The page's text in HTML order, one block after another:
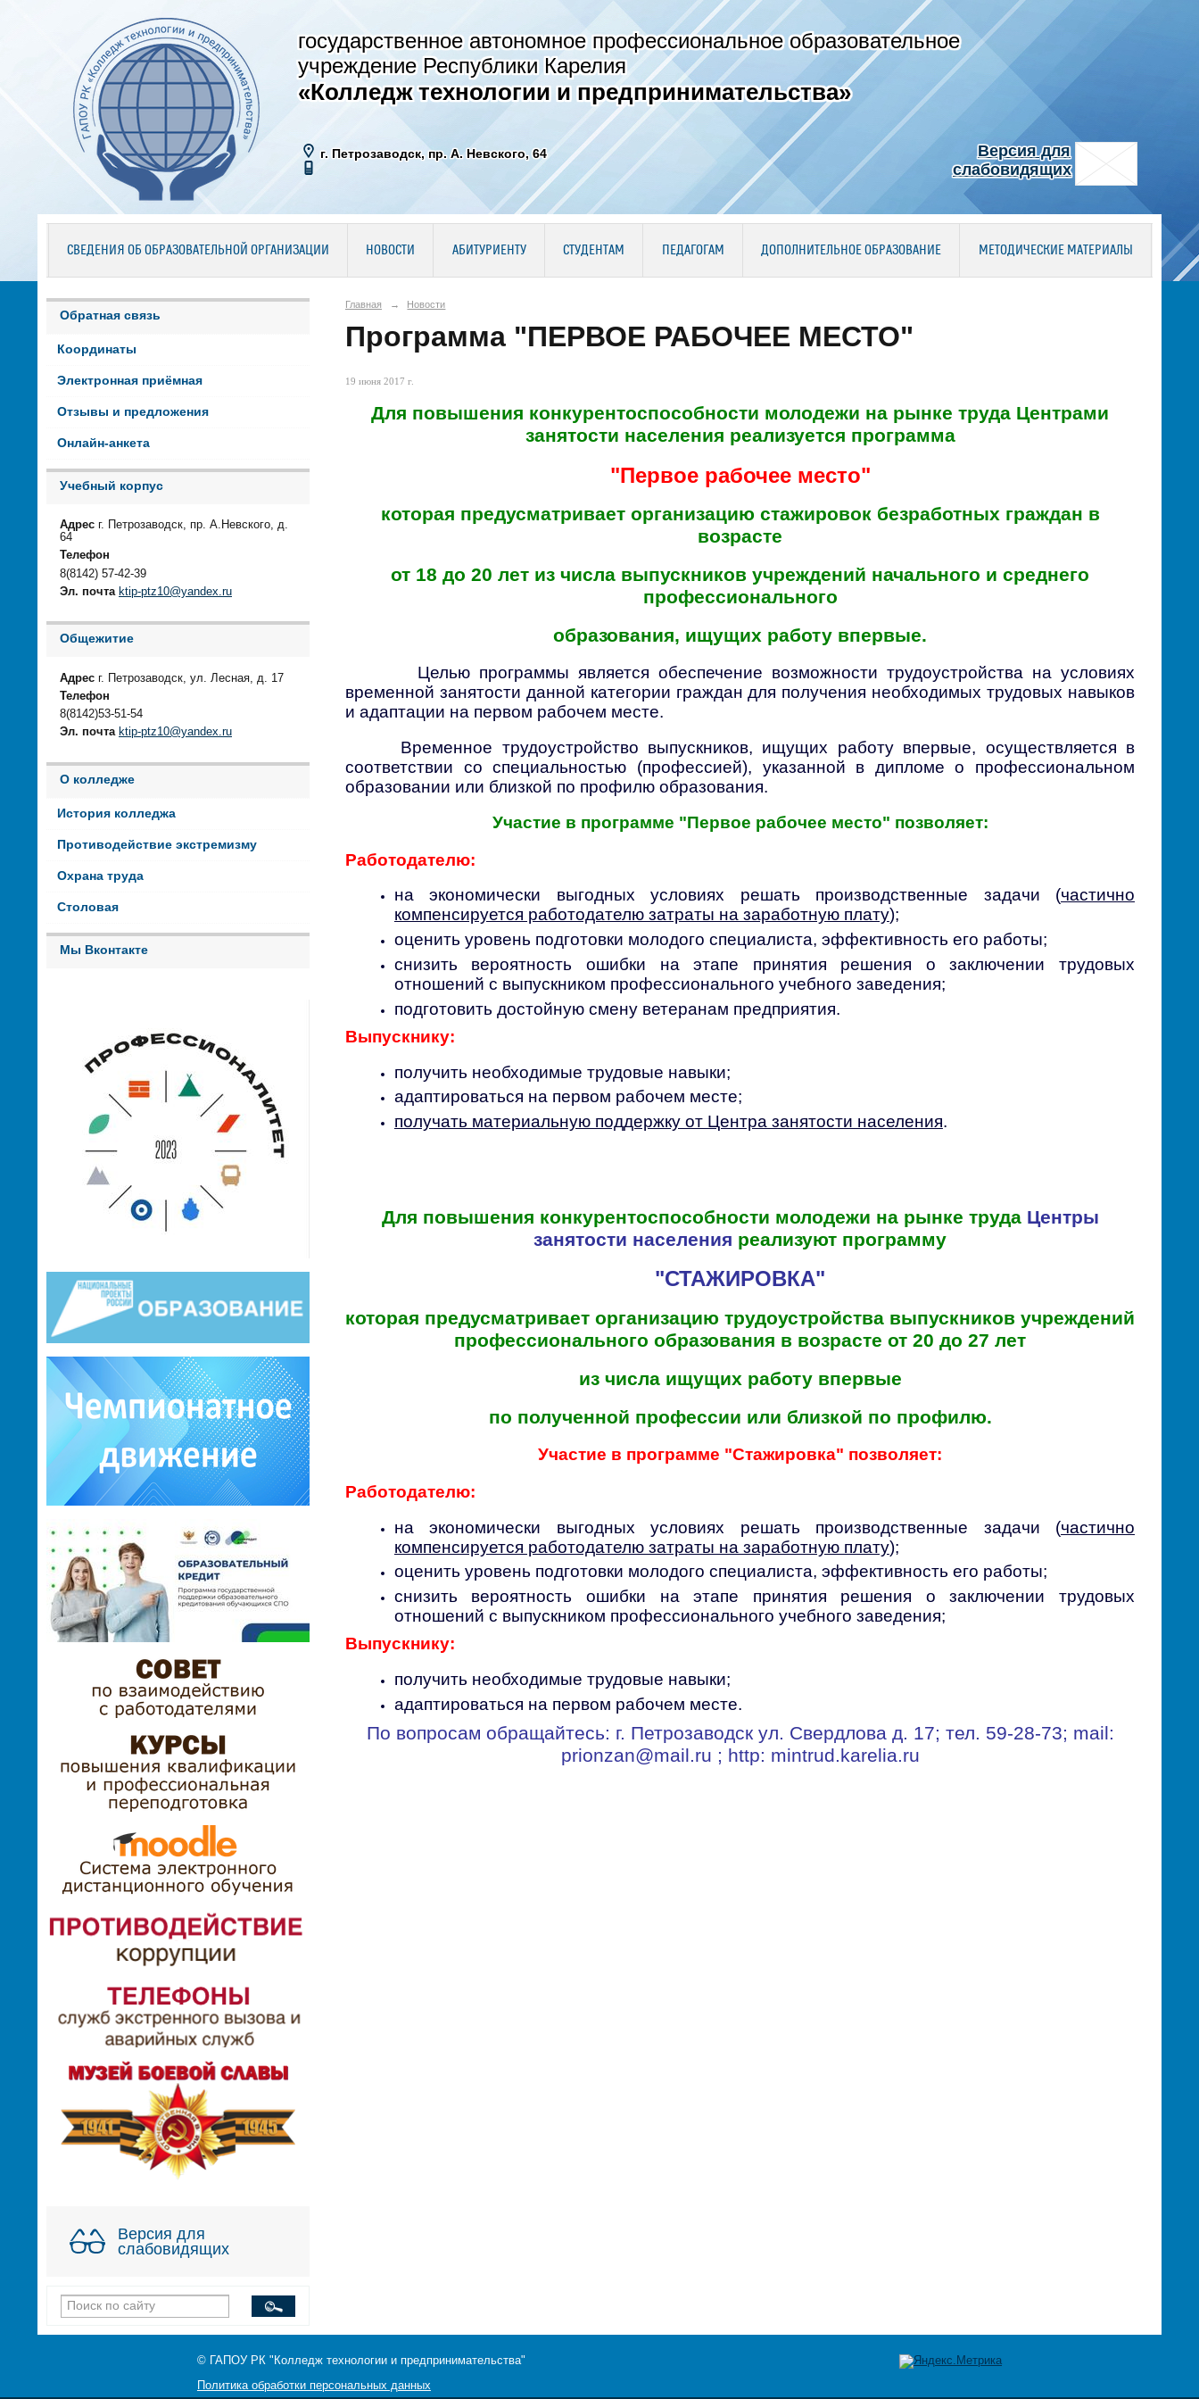
государственное автономное профессиональное образовательное
учреждение Республики Карелия
«Колледж технологии и предпринимательства»
г. Петрозаводск, пр. А. Невского, 64
Версия для
слабовидящих
СВЕДЕНИЯ ОБ ОБРАЗОВАТЕЛЬНОЙ ОРГАНИЗАЦИИ НОВОСТИ АБИТУРИЕНТУ СТУДЕНТАМ ПЕДАГОГАМ ДОПОЛНИТЕЛЬНОЕ ОБРАЗОВАНИЕ МЕТОДИЧЕСКИЕ МАТЕРИАЛЫ
Обратная связь
Координаты
Электронная приёмная
Отзывы и предложения
Онлайн-анкета
Учебный корпус
Адрес г. Петрозаводск, пр. А.Невского, д.
64
Телефон
8(8142) 57-42-39
Эл. почта ktip-ptz10@yandex.ru
Общежитие
Адрес г. Петрозаводск, ул. Лесная, д. 17
Телефон
8(8142)53-51-54
Эл. почта ktip-ptz10@yandex.ru
О колледже
История колледжа
Противодействие экстремизму
Охрана труда
Столовая
Мы Вконтакте
Версия для
слабовидящих
Главная → Новости
Программа "ПЕРВОЕ РАБОЧЕЕ МЕСТО"
19 июня 2017 г.
Для повышения конкурентоспособности молодежи на рынке труда Центрами
занятости населения реализуется программа
"Первое рабочее место"
которая предусматривает организацию стажировок безработных граждан в
возрасте
от 18 до 20 лет из числа выпускников учреждений начального и среднего
профессионального
образования, ищущих работу впервые.
Целью программы является обеспечение возможности трудоустройства на условиях
временной занятости данной категории граждан для получения необходимых трудовых навыков
и адаптации на первом рабочем месте.
Временное трудоустройство выпускников, ищущих работу впервые, осуществляется в
соответствии со специальностью (профессией), указанной в дипломе о профессиональном
образовании или близкой по профилю образования.
Участие в программе "Первое рабочее место" позволяет:
Работодателю:
на экономически выгодных условиях решать производственные задачи (частично
компенсируется работодателю затраты на заработную плату);
оценить уровень подготовки молодого специалиста, эффективность его работы;
снизить вероятность ошибки на этапе принятия решения о заключении трудовых
отношений с выпускником профессионального учебного заведения;
подготовить достойную смену ветеранам предприятия.
Выпускнику:
получить необходимые трудовые навыки;
адаптироваться на первом рабочем месте;
получать материальную поддержку от Центра занятости населения.
Для повышения конкурентоспособности молодежи на рынке труда Центры
занятости населения реализуют программу
"СТАЖИРОВКА"
которая предусматривает организацию трудоустройства выпускников учреждений
профессионального образования в возрасте от 20 до 27 лет
из числа ищущих работу впервые
по полученной профессии или близкой по профилю.
Участие в программе "Стажировка" позволяет:
Работодателю:
на экономически выгодных условиях решать производственные задачи (частично
компенсируется работодателю затраты на заработную плату);
оценить уровень подготовки молодого специалиста, эффективность его работы;
снизить вероятность ошибки на этапе принятия решения о заключении трудовых
отношений с выпускником профессионального учебного заведения;
Выпускнику:
получить необходимые трудовые навыки;
адаптироваться на первом рабочем месте.
По вопросам обращайтесь: г. Петрозаводск ул. Свердлова д. 17; тел. 59-28-73; mail:
prionzan@mail.ru ; http: mintrud.karelia.ru
© ГАПОУ РК "Колледж технологии и предпринимательства"
Политика обработки персональных данных